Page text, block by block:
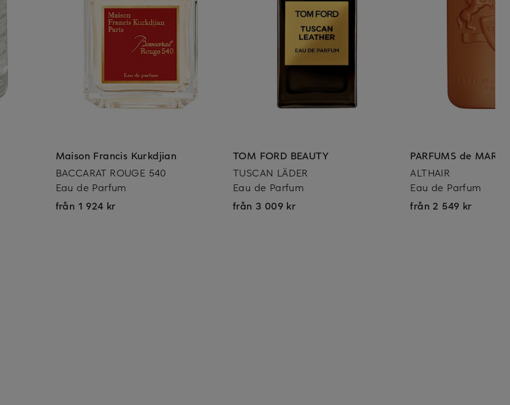
Maison Francis Kurkdjian
BACCARAT ROUGE 540
Eau de Parfum
från 1 924 kr
TOM FORD BEAUTY
TUSCAN LÄDER
Eau de Parfum
från 3 009 kr
PARFUMS de MARLY
ALTHAIR
Eau de Parfum
från 2 549 kr